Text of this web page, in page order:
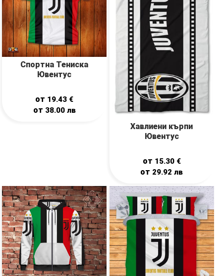
Спортна Тениска
Ювентус
от 19.43 €
от 38.00 лв
Хавлиени кърпи
Ювентус
от 15.30 €
от 29.92лв